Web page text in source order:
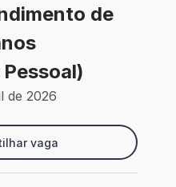
de
de 2026
vaga